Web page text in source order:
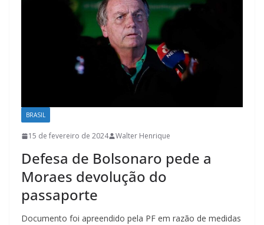
BRASIL
15 de fevereiro de 2024 Walter Henrique
Defesa de Bolsonaro pede a
Moraes devolução do
passaporte
Documento foi apreendido pela PF em razão de medidas